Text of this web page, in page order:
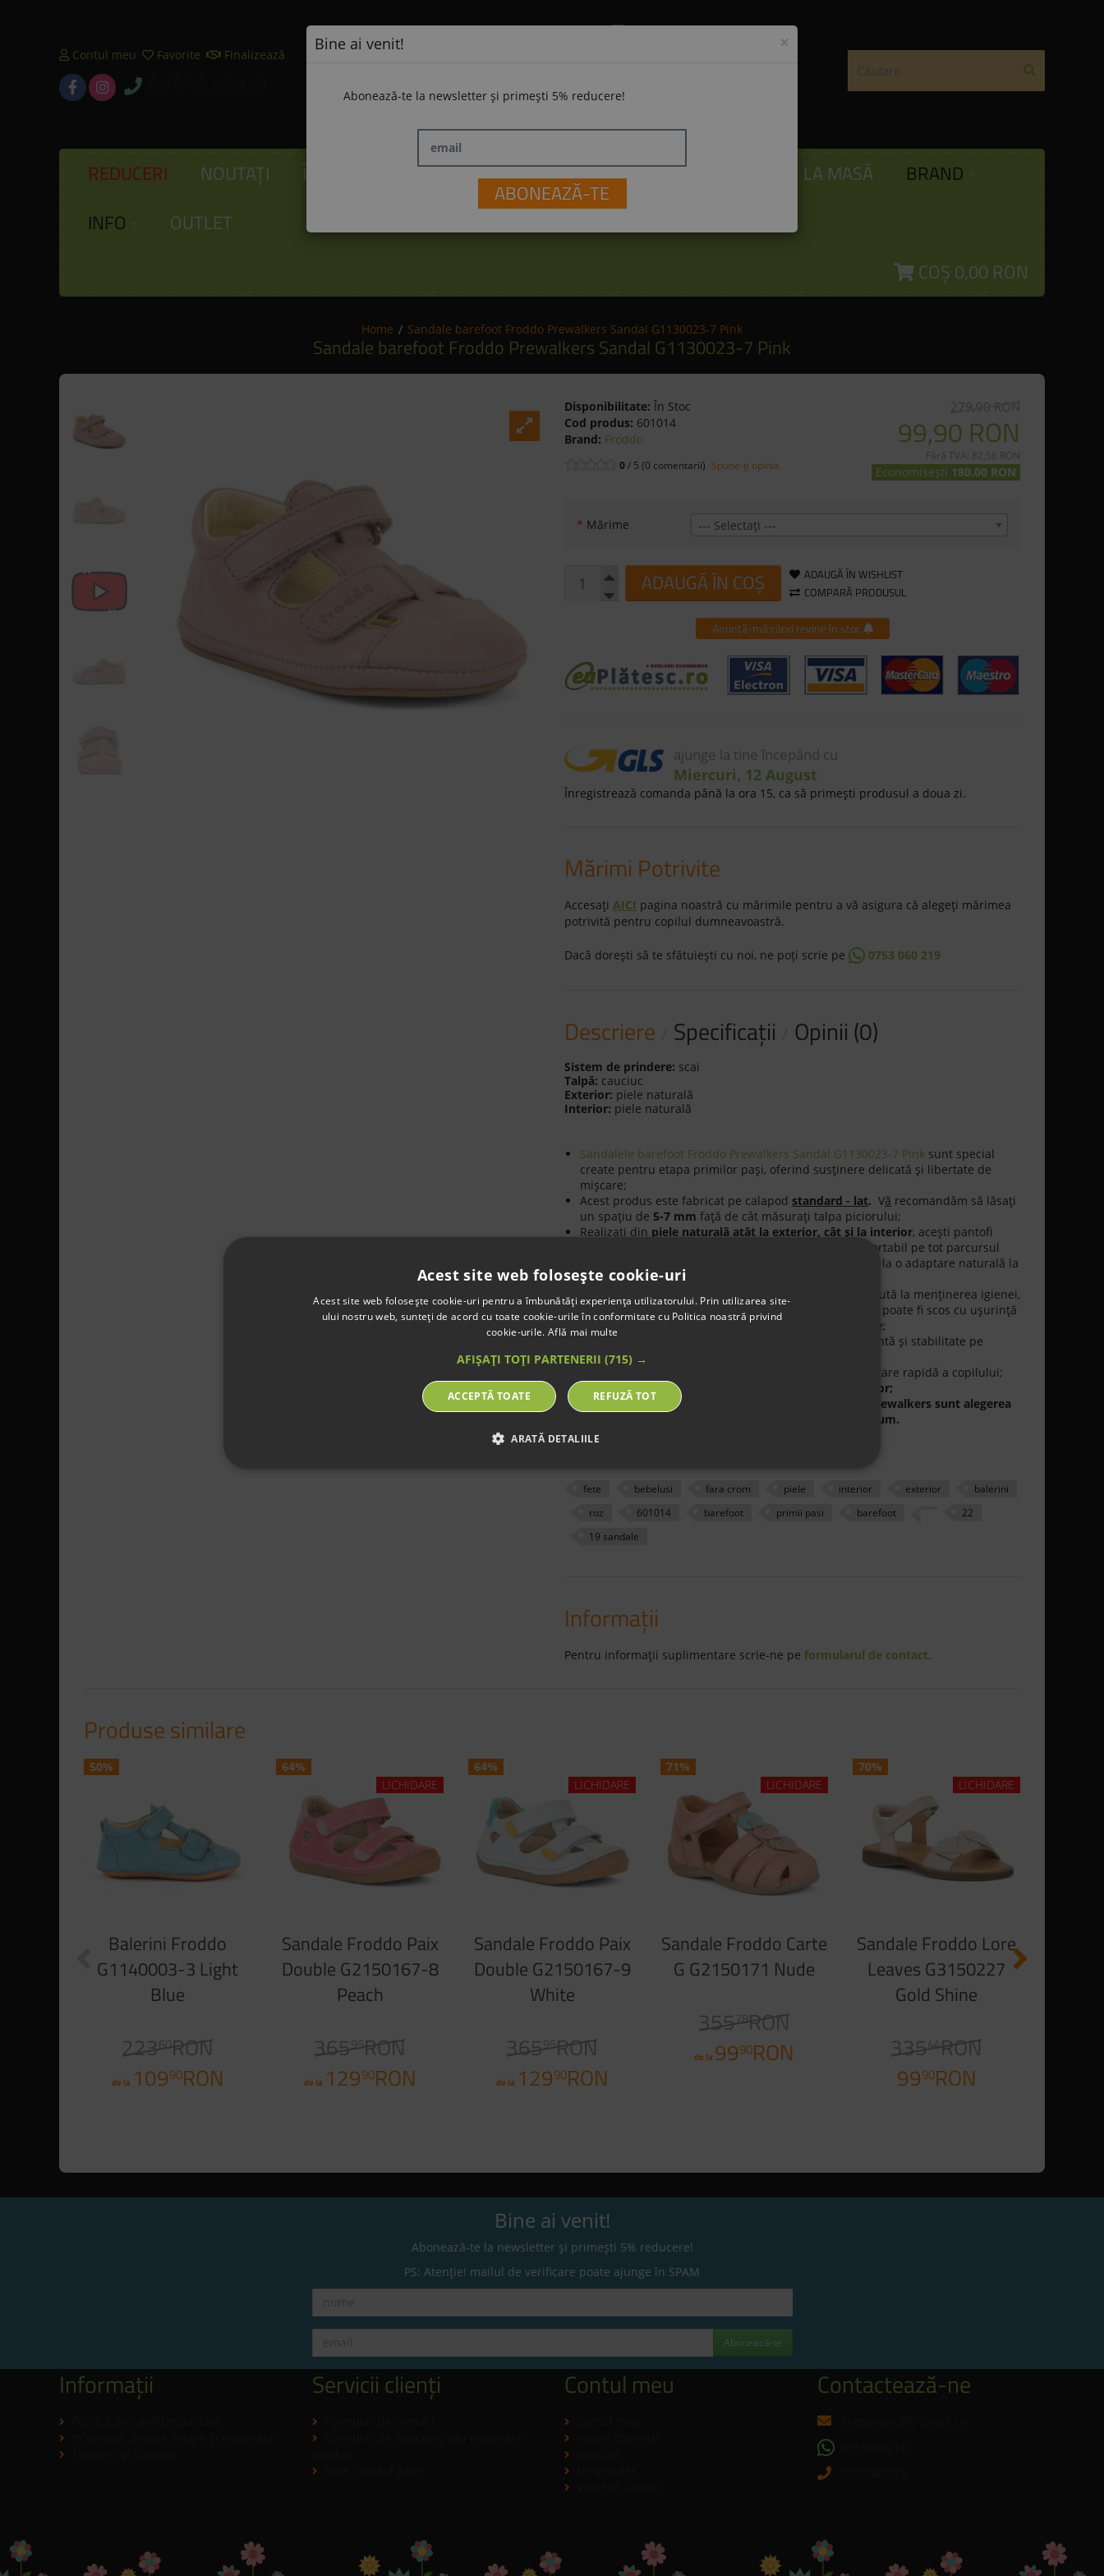
Contul meu Favorite Finalizează
REDUCERI NOUTAȚI ÎNCĂLȚĂMINTE LA PLIMBARE JUCĂRII LA MASĂ
BRAND
INFO
OUTLET
COȘ 0,00 RON
Home Sandale barefoot Froddo Prewalkers Sandal G1130023-7 Pink
Sandale barefoot Froddo Prewalkers Sandal G1130023-7 Pink
Disponibilitate: În Stoc
Cod produs: 601014
Brand: Froddo
0/ 5 (0 comentarii) Spune-ţi opinia
279,90 RON
99,90 RON
Fără TVA: 82,56 RON
Economisești 180,00 RON
* Mărime --- Selectaţi ---
ADAUGĂ ÎN COȘ
ADAUGĂ ÎN WISHLIST
COMPARĂ PRODUSUL
Anunță-mă când revine în stoc
ajunge la tine începând cu
Miercuri, 12 August
Înregistrează comanda până la ora 15, ca să primeşti produsul a doua zi.
Mărimi Potrivite
Accesaţi AICI pagina noastră cu mărimile pentru a vă asigura că alegeţi mărimea
potrivită pentru copilul dumneavoastră.
Dacă doreşti să te sfătuieşti cu noi, ne poţi scrie pe 0753 060 219
Descriere Specificaţii Opinii (0)
Sistem de prindere: scai
Talpă: cauciuc
Exterior: piele naturală
Interior: piele naturală
Sandalele barefoot Froddo Prewalkers Sandal G1130023-7 Pink sunt special
create pentru etapa primilor pași, oferind susținere delicată și libertate de
mișcare;
Acest produs este fabricat pe calapod standard - lat. Vă recomandăm să lăsaţi
un spaţiu de 5-7 mm faţă de cât măsuraţi talpa piciorului;
Realizați din piele naturală atât la exterior, cât și la interior, acești pantofi
permit piciorului să respire și asigură un mediu confortabil pe tot parcursul
zilei. Materialele premium contribuie la durabilitate și la o adaptare naturală la
forma piciorului;
Branț detașabil din microfibră antibacteriană
, care ajută la menținerea igienei,
reduce umiditatea și oferă un plus de confort. Branțul poate fi scos cu ușurință
pentru aerisire sau pentru verificarea mărimii potrivite;
Talpadin
oferă aderență excelentă și stabilitate pe
diverse suprafețe, oferind siguranță la fiecare pas
permit o încălţare rapidă a copilului;
Optimi pentru folosirea atât în
interior cât și în exterior;
Flexibili, comozi și realizați din materiale naturale, Prewalkers sunt alegerea
ideală pentru micii exploratori aflați la început de drum.
Etichete
fete bebelusi fara crom piele interior exterior
balerini
roz
601014 barefoot primii pasi barefoot
22
19 sandale
Informaţii
Pentru informaţii suplimentare scrie-ne pe formularul de contact.
Produse similare
50%
Balerini Froddo
G1140003-3 Light
Blue
22360RON
de la 10990RON
64%
LICHIDARE
Sandale Froddo Paix
Double G2150167-8
Peach
36595RON
de la 12990RON
64%
LICHIDARE
Sandale Froddo Paix
Double G2150167-9
White
36595RON
de la 12990RON
71%
LICHIDARE
Sandale Froddo Carte
G G2150171 Nude
35578RON
de la 9990RON
70%
LICHIDARE
Sandale Froddo Lore
Leaves G3150227
Gold Shine
33544RON
9990RON
×
Bine ai venit!
Abonează-te la newsletter și primești 5% reducere!
email
ABONEAZĂ-TE
Bine ai venit!
Abonează-te la newsletter și primești 5% reducere!
PS: Atenție! mailul de verificare poate ajunge în SPAM
Abonează-te
Informații Servicii clienți Contul meu Contactează-ne
Acest site web folosește cookie-uri
Acest site web folosește cookie-uri pentru a îmbunătăți experiența utilizatorului. Prin utilizarea site-
ului nostru web, sunteți de acord cu toate cookie-urile în conformitate cu Politica noastră privind
cookie-urile. Află mai multe
AFIȘAȚI TOȚI PARTENERII (715) →
ACCEPTĂ TOATE REFUZĂ TOT
ARATĂ DETALIILE